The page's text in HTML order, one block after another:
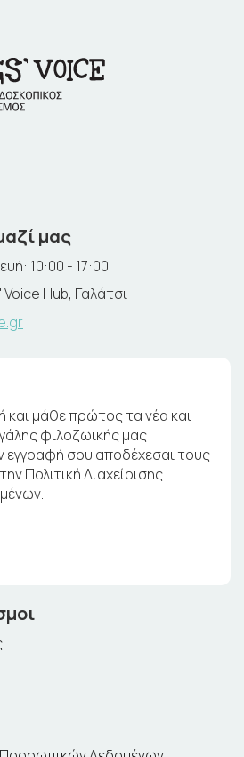
μας
10:00 - 17:00
Hub, Γαλάτσι
και μάθε πρώτος τα νέα και
φιλοζωικής μας
εγγραφή σου αποδέχεσαι τους
Πολιτική Διαχείρισης